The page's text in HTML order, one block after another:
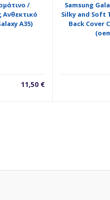
/
Ανθεκτικό
A35)
11,50 €
Samsung
Silky and Soft
Back Cover